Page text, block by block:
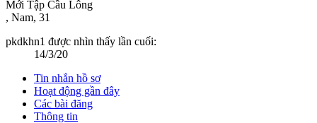
Mới Tập Cầu Lông
, Nam, 31
pkdkhn1 được nhìn thấy lần cuối:
14/3/20
Tin nhắn hồ sơ
Hoạt động gần đây
Các bài đăng
Thông tin